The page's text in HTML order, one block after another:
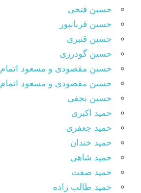
حسین فتحی
حسین قربانپور
حسین قنبری
حسین گودرزی
حسین مقصودى و مسعود اتمام
حسین مقصودی و مسعود اتمام
حسین نجفی
حمید اکبری
حمید جعفری
حمید خندان
حمید شاهی
حمید صفت
حمید طالب زاده